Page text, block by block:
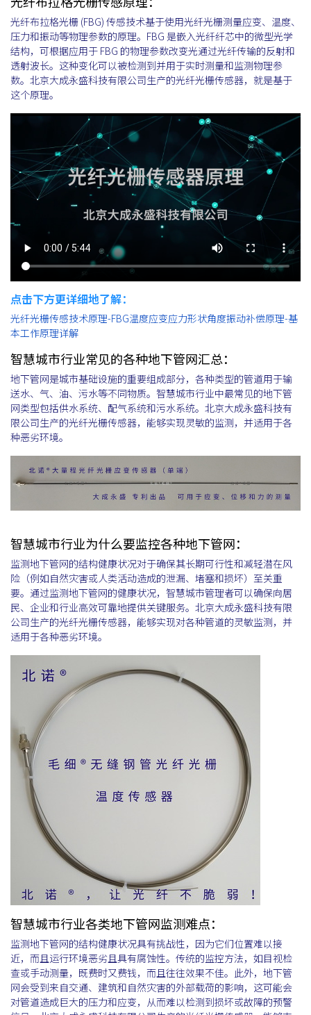
光纤布拉格光栅 (FBG) 传感技术基于使用光纤光栅测量应变、温度、
压力和振动等物理参数的原理。FBG 是嵌入光纤纤芯中的微型光学
结构，可根据应用于 FBG 的物理参数改变光通过光纤传输的反射和
透射波长。这种变化可以被检测到并用于实时测量和监测物理参
数。北京大成永盛科技有限公司生产的光纤光栅传感器，就是基于
这个原理。
点击下方更详细地了解：
光纤光栅传感技术原理-FBG温度应变应力形状角度振动补偿原理-基
本工作原理详解
智慧城市行业常见的各种地下管网汇总：
地下管网是城市基础设施的重要组成部分，各种类型的管道用于输
送水、气、油、污水等不同物质。智慧城市行业中最常见的地下管
网类型包括供水系统、配气系统和污水系统。北京大成永盛科技有
限公司生产的光纤光栅传感器，能够实现灵敏的监测，并适用于各
种恶劣环境。
智慧城市行业为什么要监控各种地下管网：
监测地下管网的结构健康状况对于确保其长期可行性和减轻潜在风
险（例如自然灾害或人类活动造成的泄漏、堵塞和损坏）至关重
要。通过监测地下管网的健康状况，智慧城市管理者可以确保向居
民、企业和行业高效可靠地提供关键服务。北京大成永盛科技有限
公司生产的光纤光栅传感器，能够实现对各种管道的灵敏监测，并
适用于各种恶劣环境。
智慧城市行业各类地下管网监测难点：
监测地下管网的结构健康状况具有挑战性，因为它们位置难以接
近，而且运行环境恶劣且具有腐蚀性。传统的监控方法，如目视检
查或手动测量，既费时又费钱，而且往往效果不佳。此外，地下管
网会受到来自交通、建筑和自然灾害的外部载荷的影响，这可能会
对管道造成巨大的压力和应变，从而难以检测到损坏或故障的预警